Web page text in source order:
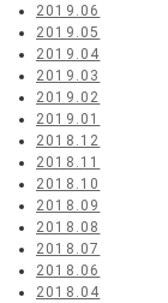
2019.06
2019.05
2019.04
2019.03
2019.02
2019.01
2018.12
2018.11
2018.10
2018.09
2018.08
2018.07
2018.06
2018.04